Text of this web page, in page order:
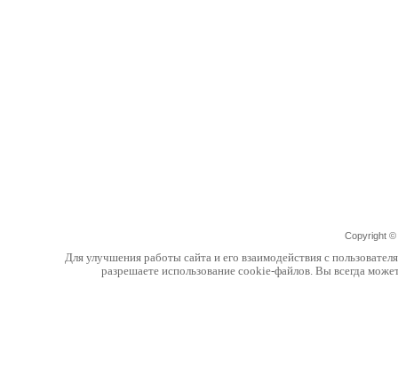
Copyright ©
Для улучшения работы сайта и его взаимодействия с
разрешаете использование cookie-файлов. Вы всегда